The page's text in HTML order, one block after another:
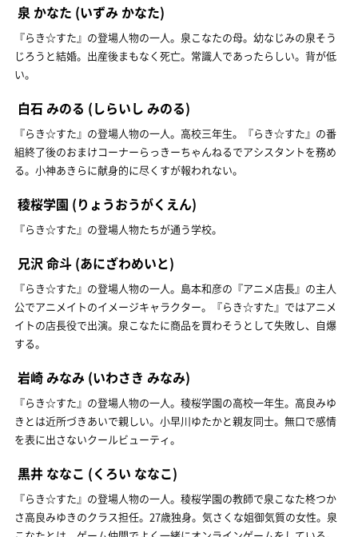
泉 かなた (いずみ かなた)
『らき☆すた』の登場人物の一人。泉こなたの母。幼なじみの泉そう
じろうと結婚。出産後まもなく死亡。常識人であったらしい。背が低
い。
白石 みのる (しらいし みのる)
『らき☆すた』の登場人物の一人。高校三年生。『らき☆すた』の番
組終了後のおまけコーナーらっきーちゃんねるでアシスタントを務め
る。小神あきらに献身的に尽くすが報われない。
稜桜学園 (りょうおうがくえん)
『らき☆すた』の登場人物たちが通う学校。
兄沢 命斗 (あにざわめいと)
『らき☆すた』の登場人物の一人。島本和彦の『アニメ店長』の主人
公でアニメイトのイメージキャラクター。『らき☆すた』ではアニメ
イトの店長役で出演。泉こなたに商品を買わそうとして失敗し、自爆
する。
岩崎 みなみ (いわさき みなみ)
『らき☆すた』の登場人物の一人。稜桜学園の高校一年生。高良みゆ
きとは近所づきあいで親しい。小早川ゆたかと親友同士。無口で感情
を表に出さないクールビューティ。
黒井 ななこ (くろい ななこ)
『らき☆すた』の登場人物の一人。稜桜学園の教師で泉こなた柊つか
さ高良みゆきのクラス担任。27歳独身。気さくな姐御気質の女性。泉